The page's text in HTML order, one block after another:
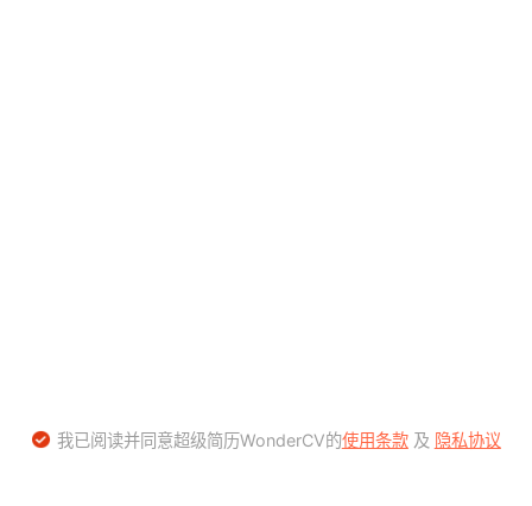
我已阅读并同意超级简历WonderCV的使用条款及 隐私协议